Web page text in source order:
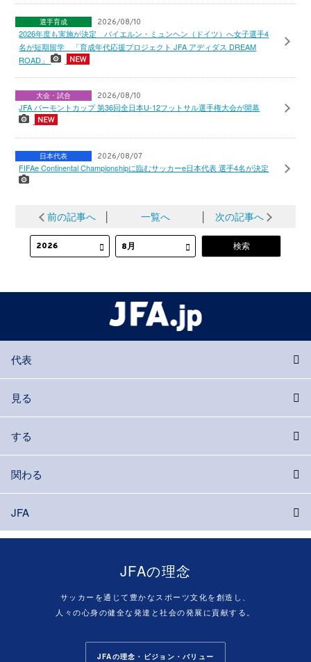
選手育成 2026/08/10
2026年度も実施が決定 バイエルン・ミュンヘン（ドイツ）へ女子選手4
名が短期留学 「育成年代応援プロジェクト JFA アディダス DREAM
ROAD」
大会・試合 2026/08/10
JFA バーモントカップ 第36回全日本U-12フットサル選手権大会が開幕
日本代表 2026/08/07
FIFAe Continental Championshipに臨むサッカーe日本代表 選手4名が決定
前の記事へ 一覧へ 次の記事へ
代表
見る
する
関わる
JFA
JFAの理念
サッカーを通じて豊かなスポーツ文化を創造し、
人々の心身の健全な発達と社会の発展に貢献する。
JFAの理念・ビジョン・バリュー